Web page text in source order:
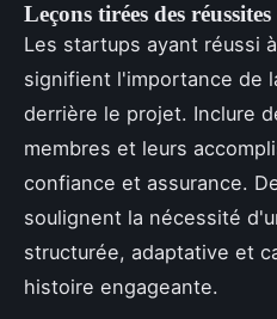
Leçons tirées des
Les startups ayant réussi
signifient l'importance de
derrière le projet. Inclure
membres et leurs
confiance et assurance.
soulignent la nécessité
structurée, adaptative et
histoire engageante.